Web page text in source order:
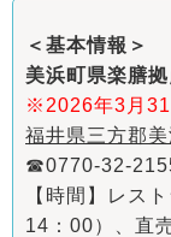
＜基本情報＞
美浜町県楽膳
※2026年3月31
福井県三方郡
☎0770-32-
【時間】レス
14：00）、直